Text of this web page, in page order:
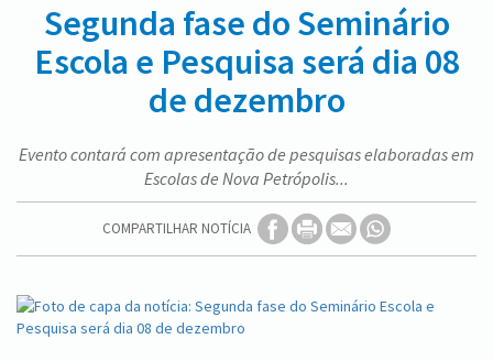
Segunda fase do Seminário
Escola e Pesquisa será dia 08
de dezembro
Evento contará com apresentação de pesquisas elaboradas em
Escolas de Nova Petrópolis...
COMPARTILHAR NOTÍCIA